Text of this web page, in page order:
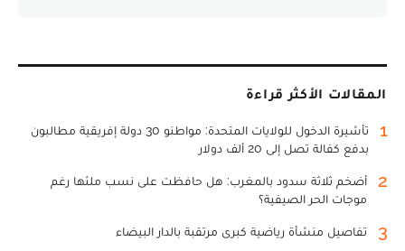
المقالات الأكثر قراءة
1
تأشيرة الدخول للولايات المتحدة: مواطنو 30 دولة إفريقية مطالبون
بدفع كفالة تصل إلى 20 ألف دولار
2
أضخم ثلاثة سدود بالمغرب: هل حافظت على نسب ملئها رغم
موجات الحر الصيفية؟
3 تفاصيل منشأة رياضية كبرى مرتقبة بالدار البيضاء